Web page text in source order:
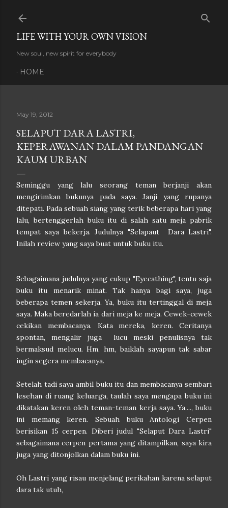
LIFE WITH YOUR OWN VISION
New soul, new spirit for everybody
HOME
May 19, 2012
SELAPUT DARA LASTRI,
KEPERAWANAN DALAM PANDANGAN
KAUM URBAN
Seminggu yang lalu seorang teman berjanji akan
mengirimkan bukunya pada saya. Janji yang rupanya
ditepati. Pada sebuah siang yang terik beberapa hari yang
lalu, bertenggerlah buku itu di salah satu meja pabrik
tempat saya bekerja. Judulnya "Selapaut Dara Lastri".
Inilah review yang saya buat untuk buku itu.
Sebagaimana judulnya yang cukup "Eyecathing", tentu saja
buku itu menarik minat. Tak hanya bagi saya, juga
beberapa temen sekerja. Ya, buku itu tertinggal di meja
saya. Maka beredarlah ia dari meja ke meja. Cewek-cewek
cekikan membacanya. Kata mereka, keren. Ceritanya
spontan, mengalir juga lucu meski penulisnya tak
bermaksud melucu. Hm, hm, baiklah sayapun tak sabar
ingin segera membacanya.
Setelah tadi saya ambil buku itu dan membacanya sembari
lesehan di ruang keluarga, taulah saya mengapa buku ini
dikatakan keren oleh teman-teman kerja saya. Ya...., buku
ini memang keren. Sebuah buku Antologi Cerpen
berisikan 15 cerpen. Diberi judul "Selaput Dara Lastri"
sebagaimana cerpen pertama yang ditampilkan, saya kira
juga yang ditonjolkan dalam buku ini.
Oh Lastri yang risau menjelang perikahan karena selaput
dara tak utuh,